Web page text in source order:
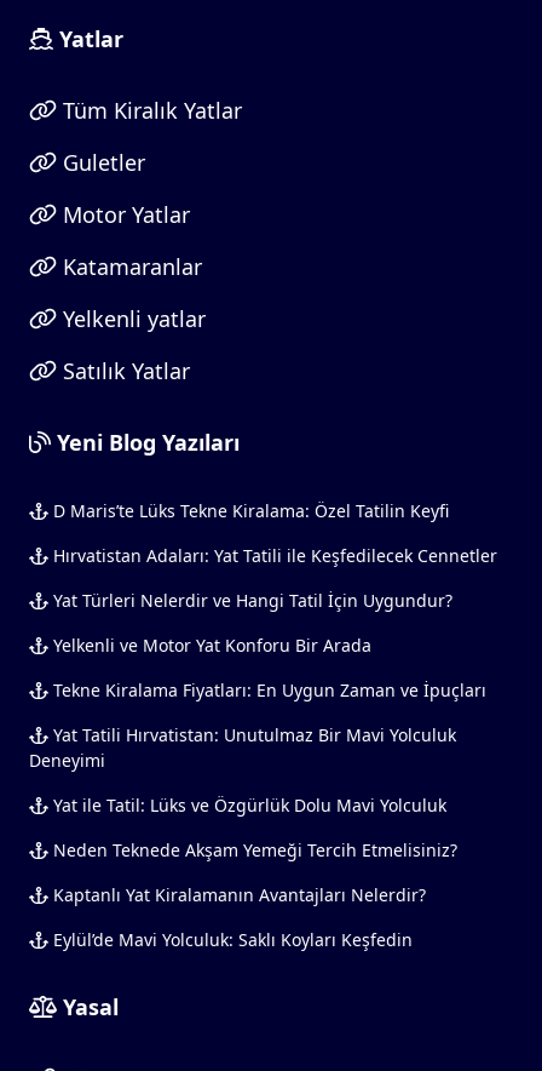
Yatlar
Tüm Kiralık Yatlar
Guletler
Motor Yatlar
Katamaranlar
Yelkenli yatlar
Satılık Yatlar
Yeni Blog Yazıları
D Maris’te Lüks Tekne Kiralama: Özel Tatilin Keyfi
Hırvatistan Adaları: Yat Tatili ile Keşfedilecek Cennetler
Yat Türleri Nelerdir ve Hangi Tatil İçin Uygundur?
Yelkenli ve Motor Yat Konforu Bir Arada
Tekne Kiralama Fiyatları: En Uygun Zaman ve İpuçları
Yat Tatili Hırvatistan: Unutulmaz Bir Mavi Yolculuk
Deneyimi
Yat ile Tatil: Lüks ve Özgürlük Dolu Mavi Yolculuk
Neden Teknede Akşam Yemeği Tercih Etmelisiniz?
Kaptanlı Yat Kiralamanın Avantajları Nelerdir?
Eylül’de Mavi Yolculuk: Saklı Koyları Keşfedin
Yasal